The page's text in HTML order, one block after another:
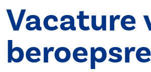
Vacature